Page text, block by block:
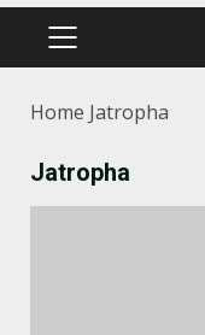
PRIMÄRES
Home Jatropha
Jatropha